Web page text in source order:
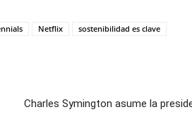
Netflix
sostenibilidad es clave
Charles Symington asume la